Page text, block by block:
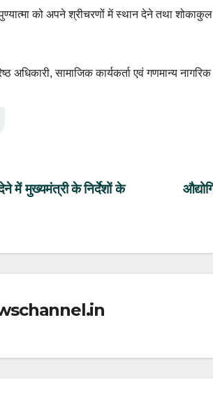
को अपने श्रीचरणों में स्थान देने तथा
सामाजिक कार्यकर्ता एवं गणमान्य नागरिक
में मुख्यमंत्री के निर्देशों के